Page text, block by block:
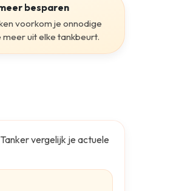
besparen
voorkom je onnodige
uit elke tankbeurt.
vergelijk je actuele